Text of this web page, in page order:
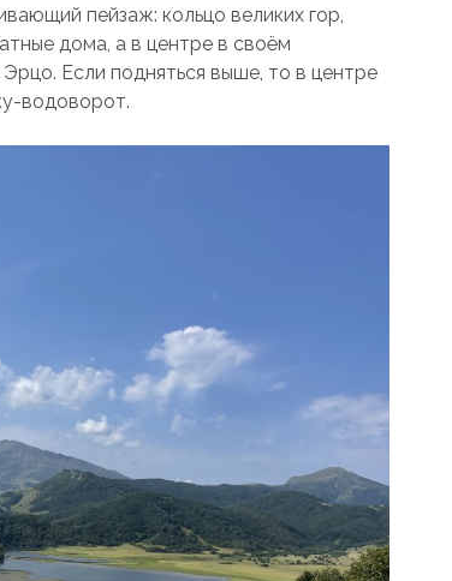
пейзаж: кольцо великих гор,
дома, а в центре в своём
Если подняться выше, то в центре
водоворот.